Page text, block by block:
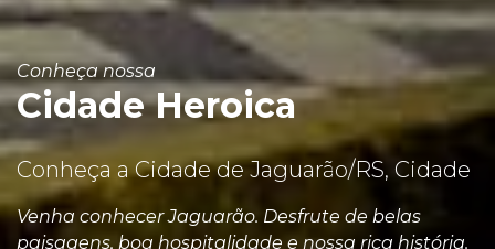
Conheça nossa
Cidade Heroica
Conheça a Cidade de Jaguarão/RS, Cidade
Venha conhecer Jaguarão. Desfrute de belas
paisagens, boa hospitalidade e nossa rica história.